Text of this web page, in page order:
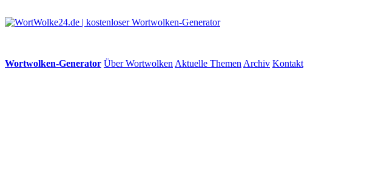
Wortwolken-Generator Über Wortwolken Aktuelle Themen Archiv Kontakt